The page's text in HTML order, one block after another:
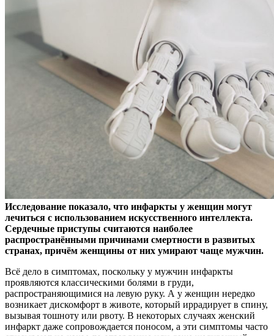
Исследование показало, что инфаркты у женщин могут
лечиться с использованием искусственного интеллекта.
Сердечные приступы считаются наиболее
распространёнными причинами смертности в развитых
странах, причём женщины от них умирают чаще мужчин.
Всё дело в симптомах, поскольку у мужчин инфаркты
проявляются классическими болями в груди,
распространяющимися на левую руку. А у женщин нередко
возникает дискомфорт в животе, который иррадирует в спину,
вызывая тошноту или рвоту. В некоторых случаях женский
инфаркт даже сопровождается поносом, а эти симптомы часто